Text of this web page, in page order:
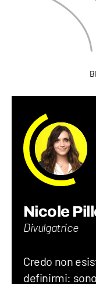
Nicole
Divulgatrice
Credo non
definirmi: